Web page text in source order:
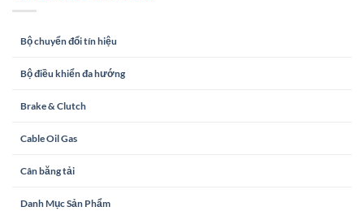
Bộ chuyển đổi tín hiệu
Bộ điều khiển đa hướng
Brake & Clutch
Cable Oil Gas
Cân băng tải
Danh Mục Sản Phẩm